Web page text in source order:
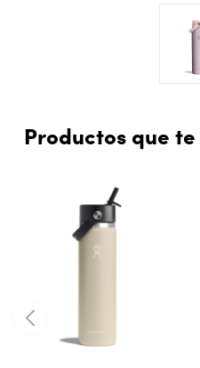
Productos que